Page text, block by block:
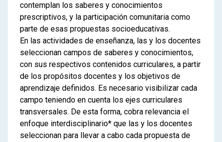
contemplan los saberes y conocimientos
prescriptivos, y la participación comunitaria como
parte de esas propuestas socioeducativas.
En las actividades de enseñanza, las y los docentes
seleccionan campos de saberes y conocimientos,
con sus respectivos contenidos curriculares, a partir
de los propósitos docentes y los objetivos de
aprendizaje definidos. Es necesario visibilizar cada
campo teniendo en cuenta los ejes curriculares
transversales. De esta forma, cobra relevancia el
enfoque interdisciplinario* que las y los docentes
seleccionan para llevar a cabo cada propuesta de